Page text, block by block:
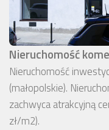
Nieruchomość
Nieruchomość
(małopolskie).
zachwyca atrakcyjną
zł/m2).